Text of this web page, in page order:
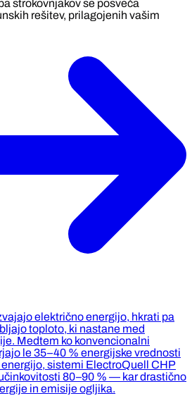
strokovnjakov se posveča
rešitev, prilagojenih vašim
električno energijo, hkrati pa
toploto, ki nastane med
Medtem ko konvencionalni
le 35–40 % energijske vrednosti
sistemi ElectroQuell CHP
80–90 % — kar drastično
in emisije ogljika.